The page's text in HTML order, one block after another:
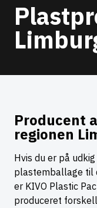
Videnbase
Producent
regionen
Hvis du er på
plastemballage til
er KIVO Plastic
produceret